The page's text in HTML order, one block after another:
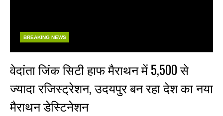
BREAKING NEWS
वेदांता जिंक सिटी हाफ मैराथन में 5,500 से
ज्यादा रजिस्ट्रेशन, उदयपुर बन रहा देश का नया
मैराथन डेस्टिनेशन